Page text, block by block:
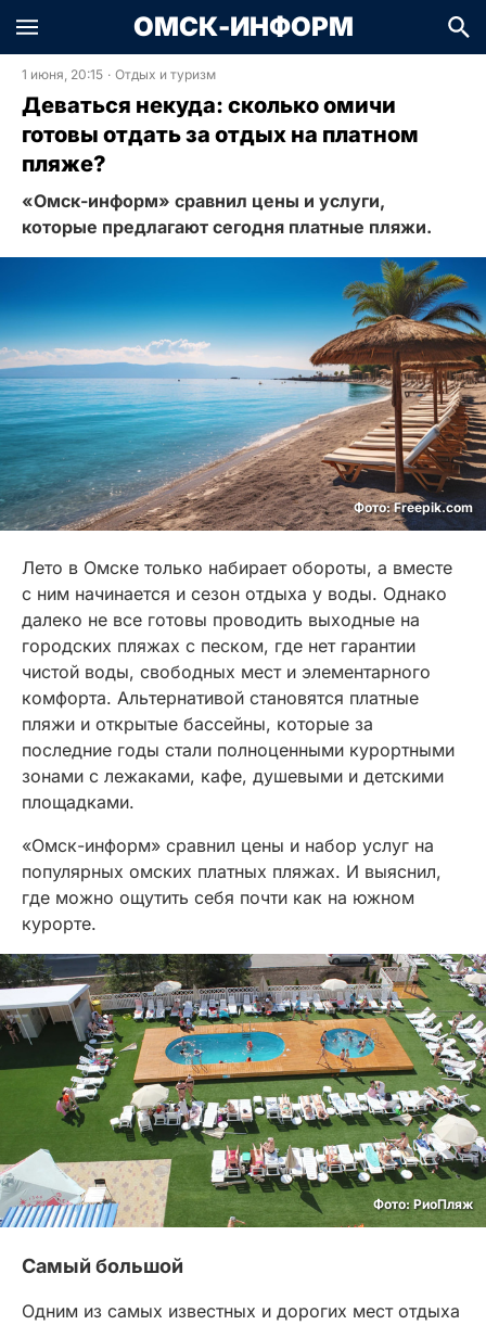
ОМСК-ИНФОРМ
1 июня, 20:15 · Отдых и туризм
Деваться некуда: сколько омичи
готовы отдать за отдых на платном
пляже?
«Омск-информ» сравнил цены и услуги,
которые предлагают сегодня платные пляжи.
Фото: Freepik.com
Лето в Омске только набирает обороты, а вместе
с ним начинается и сезон отдыха у воды. Однако
далеко не все готовы проводить выходные на
городских пляжах с песком, где нет гарантии
чистой воды, свободных мест и элементарного
комфорта. Альтернативой становятся платные
пляжи и открытые бассейны, которые за
последние годы стали полноценными курортными
зонами с лежаками, кафе, душевыми и детскими
площадками.
«Омск-информ» сравнил цены и набор услуг на
популярных омских платных пляжах. И выяснил,
где можно ощутить себя почти как на южном
курорте.
Фото: РиоПляж
Самый большой
Одним из самых известных и дорогих мест отдыха